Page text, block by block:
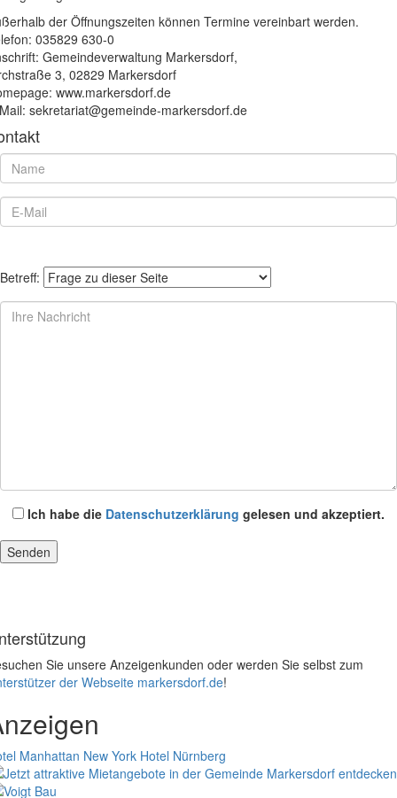
der Öffnungszeiten können Termine vereinbart werden.
035829 630-0
Gemeindeverwaltung Markersdorf,
3, 02829 Markersdorf
www.markersdorf.de
sekretariat@gemeinde-markersdorf.de
Betreff:
Ich habe die Datenschutzerklärung gelesen und akzeptiert.
Sie unsere Anzeigenkunden oder werden Sie selbst zum
der Webseite markersdorf.de!
Manhattan New York Hotel Nürnberg